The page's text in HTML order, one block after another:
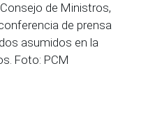
de Ministros,
de prensa
asumidos en la
Foto: PCM